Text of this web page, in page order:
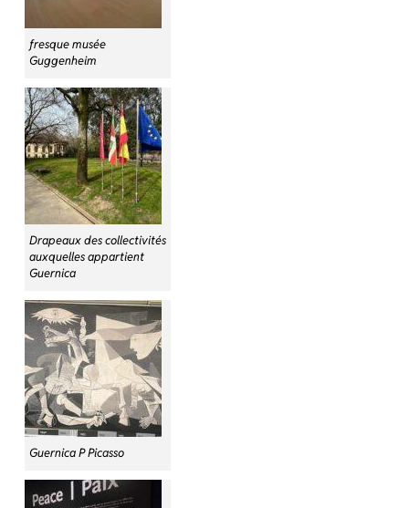
fresque musée
Guggenheim
Drapeaux des collectivités
auxquelles appartient
Guernica
Guernica P Picasso